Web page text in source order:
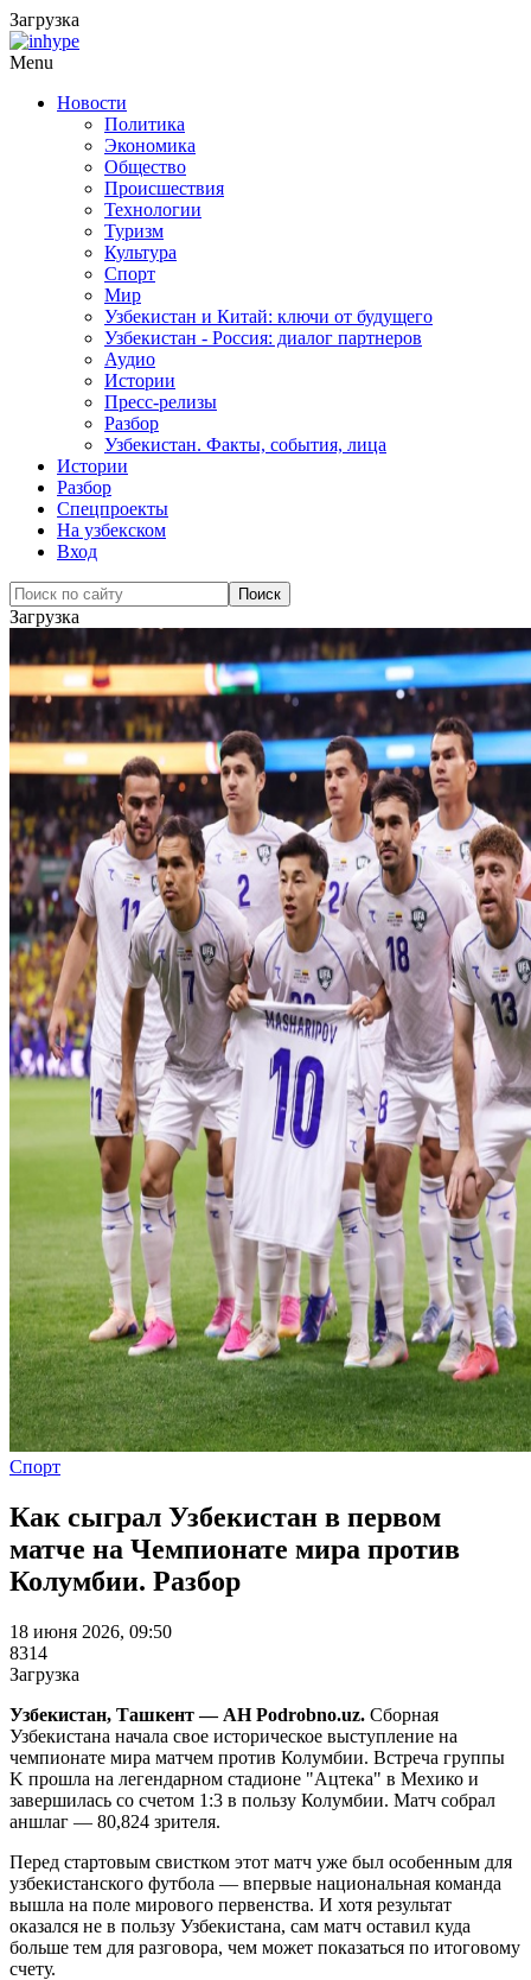
Загрузка
Menu
Новости
Политика
Экономика
Общество
Происшествия
Технологии
Туризм
Культура
Спорт
Мир
Узбекистан и Китай: ключи от будущего
Узбекистан - Россия: диалог партнеров
Аудио
Истории
Пресс-релизы
Разбор
Узбекистан. Факты, события, лица
Истории
Разбор
Спецпроекты
На узбекском
Вход
Загрузка
Спорт
Как сыграл Узбекистан в первом
матче на Чемпионате мира против
Колумбии. Разбор
18 июня 2026, 09:50
8314
Загрузка
Узбекистан, Ташкент — АН Podrobno.uz. Сборная
Узбекистана начала свое историческое выступление на
чемпионате мира матчем против Колумбии. Встреча группы
K прошла на легендарном стадионе "Ацтека" в Мехико и
завершилась со счетом 1:3 в пользу Колумбии. Матч собрал
аншлаг — 80,824 зрителя.
Перед стартовым свистком этот матч уже был особенным для
узбекистанского футбола — впервые национальная команда
вышла на поле мирового первенства. И хотя результат
оказался не в пользу Узбекистана, сам матч оставил куда
больше тем для разговора, чем может показаться по итоговому
счету.